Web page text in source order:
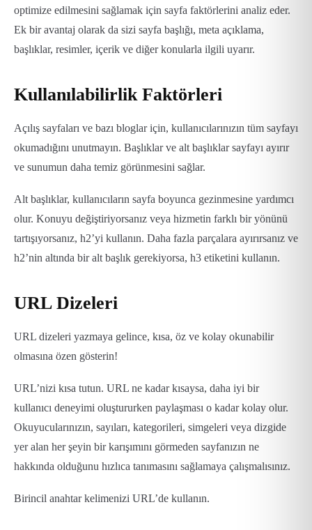
optimize edilmesini sağlamak için sayfa faktörlerini analiz eder.
Ek bir avantaj olarak da sizi sayfa başlığı, meta açıklama,
başlıklar, resimler, içerik ve diğer konularla ilgili uyarır.
Kullanılabilirlik Faktörleri
Açılış sayfaları ve bazı bloglar için, kullanıcılarınızın tüm sayfayı
okumadığını unutmayın. Başlıklar ve alt başlıklar sayfayı ayırır
ve sunumun daha temiz görünmesini sağlar.
Alt başlıklar, kullanıcıların sayfa boyunca gezinmesine yardımcı
olur. Konuyu değiştiriyorsanız veya hizmetin farklı bir yönünü
tartışıyorsanız, h2’yi kullanın. Daha fazla parçalara ayırırsanız ve
h2’nin altında bir alt başlık gerekiyorsa, h3 etiketini kullanın.
URL Dizeleri
URL dizeleri yazmaya gelince, kısa, öz ve kolay okunabilir
olmasına özen gösterin!
URL’nizi kısa tutun. URL ne kadar kısaysa, daha iyi bir
kullanıcı deneyimi oluştururken paylaşması o kadar kolay olur.
Okuyucularınızın, sayıları, kategorileri, simgeleri veya dizgide
yer alan her şeyin bir karışımını görmeden sayfanızın ne
hakkında olduğunu hızlıca tanımasını sağlamaya çalışmalısınız.
Birincil anahtar kelimenizi URL’de kullanın.